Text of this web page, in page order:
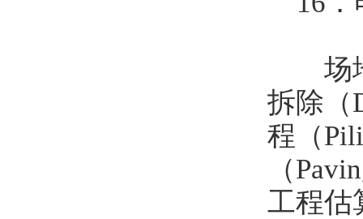
场地
拆除（
程（
（
工程估